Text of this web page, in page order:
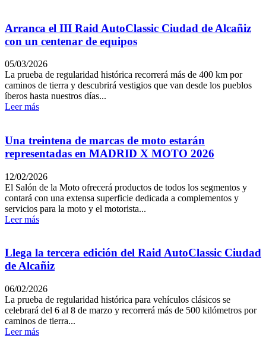
Arranca el III Raid AutoClassic Ciudad de Alcañiz
con un centenar de equipos
05/03/2026
La prueba de regularidad histórica recorrerá más de 400 km por
caminos de tierra y descubrirá vestigios que van desde los pueblos
íberos hasta nuestros días...
Leer más
Una treintena de marcas de moto estarán
representadas en MADRID X MOTO 2026
12/02/2026
El Salón de la Moto ofrecerá productos de todos los segmentos y
contará con una extensa superficie dedicada a complementos y
servicios para la moto y el motorista...
Leer más
Llega la tercera edición del Raid AutoClassic Ciudad
de Alcañiz
06/02/2026
La prueba de regularidad histórica para vehículos clásicos se
celebrará del 6 al 8 de marzo y recorrerá más de 500 kilómetros por
caminos de tierra...
Leer más